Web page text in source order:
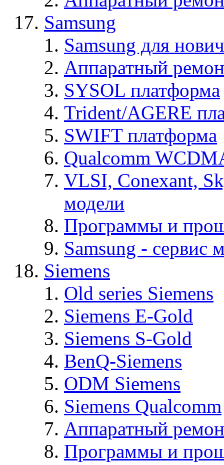
Samsung
Samsung для
Аппаратный
SYSOL платформа
Trident/AGERE
SWIFT платформа
Qualcomm
VLSI, Conexant,
модели
Программы и
Samsung - cервис
Siemens
Old series Siemens
Siemens E-Gold
Siemens S-Gold
BenQ-Siemens
ODM Siemens
Siemens Qualcomm
Аппаратный
Программы и